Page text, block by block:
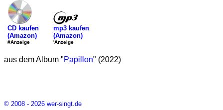
CD kaufen
(Amazon)
#Anzeige
mp3 kaufen
(Amazon)
'Anzeige
aus dem Album "Papillon" (2022)
© 2008 - 2026 wer-singt.de